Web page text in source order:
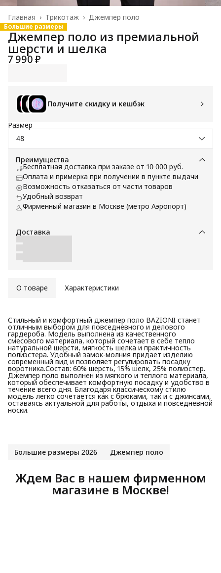
Джемпер поло
Трикотаж ›
Главная ›
Большие размеры
Джемпер поло из премиальной
шерсти и шелка
7 990 ₽
Получите скидку и кешбэк
Размер
48
Преимущества
Бесплатная доставка при заказе от 10 000 руб.
Оплата и примерка при получении в пункте выдачи
Возможность отказаться от части товаров
Удобный возврат
Фирменный магазин в Москве (метро Аэропорт)
Доставка
О товаре Характеристики
Стильный и комфортный джемпер поло BAZIONI станет
отличным выбором для повседневного и делового
гардероба. Модель выполнена из качественного
смесового материала, который сочетает в себе тепло
натуральной шерсти, мягкость шелка и практичность
полиэстера. Удобный замок-молния придает изделию
современный вид и позволяет регулировать посадку
воротника.Состав: 60% шерсть, 15% шелк, 25% полиэстер.
Джемпер поло выполнен из мягкого и теплого материала,
который обеспечивает комфортную посадку и удобство в
течение всего дня. Благодаря классическому стилю
модель легко сочетается как с брюками, так и с джинсами,
оставаясь актуальной для работы, отдыха и повседневной
носки.
Большие размеры 2026 Джемпер поло
Ждем Вас в нашем фирменном
магазине в Москве!